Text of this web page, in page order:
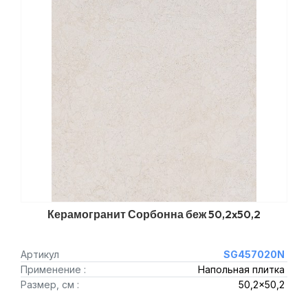
Керамогранит Сорбонна беж 50,2x50,2
Артикул
SG457020N
Применение :
Напольная плитка
Размер, см :
50,2x50,2